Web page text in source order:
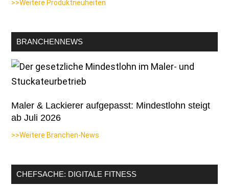
>>Weitere Produktneuheiten
BRANCHENNEWS
Maler & Lackierer aufgepasst: Mindestlohn steigt
ab Juli 2026
>>Weitere Branchen-News
CHEFSACHE: DIGITALE FITNESS